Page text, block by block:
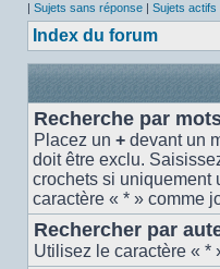
| Sujets sans réponse | Sujets actifs
Index du forum
Recherche par
Placez un + devant un
doit être exclu.
crochets si uniquement
caractère « * » comme
Rechercher par
Utilisez le caractère « *